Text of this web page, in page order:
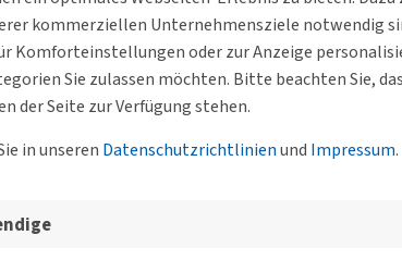
kommerziellen Unternehmensziele notwendig
Komforteinstellungen oder zur Anzeige
Sie zulassen möchten. Bitte beachten Sie,
der Seite zur Verfügung stehen.
in unseren Datenschutzrichtlinienund Impressum.
Hochschule Karlsruhe, geht auf die verkehrlichen